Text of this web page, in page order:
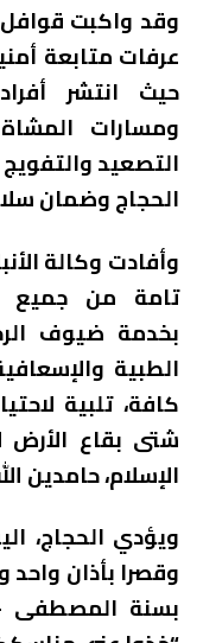
وقد واكبت
عرفات متابعة
حيث انتشر
ومسارات
التصعيد
الحجاج وضمان
وأفادت وكالة
تامة من جميع
بخدمة ضيوف
الطبية
كافة، تلبية
شتى بقاع الأرض
الإسلام، حامدين
ويؤدي الحجاج،
وقصرا بأذان
بسنة المصطفى -